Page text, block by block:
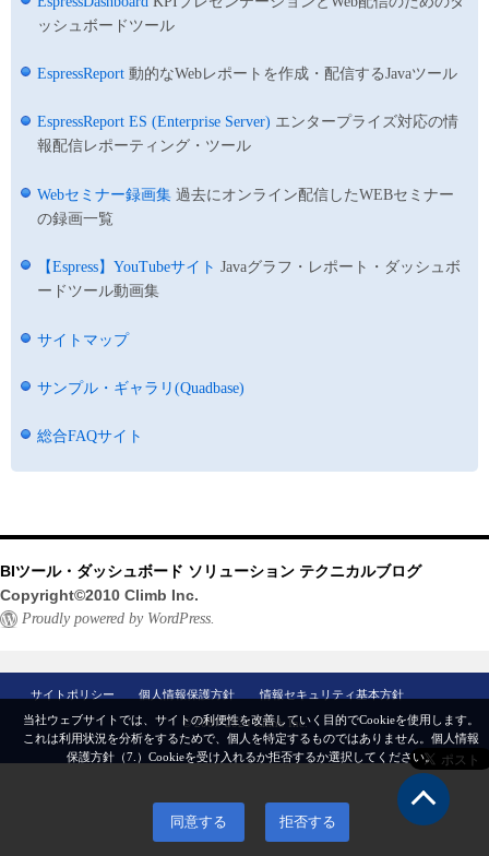
ッシュボードツール
EspressReport 動的なWebレポートを作成・配信するJavaツール
EspressReport ES (Enterprise Server) エンタープライズ対応の情
報配信レポーティング・ツール
Webセミナー録画集 過去にオンライン配信したWEBセミナー
の録画一覧
【Espress】YouTubeサイト Javaグラフ・レポート・ダッシュボ
ードツール動画集
サイトマップ
サンプル・ギャラリ(Quadbase)
総合FAQサイト
BIツール・ダッシュボード ソリューション テクニカルブログ
Copyright©2010 Climb Inc.
Proudly powered by WordPress.
サイトポリシー 個人情報保護方針 情報セキュリティ基本方針
© 2007-2024 Climb Inc.
当社ウェブサイトでは、サイトの利便性を改善していく目的でCookieを使用します。
これは利用状況を分析をするためで、個人を特定するものではありません。 個人情報
保護方針（7.） Cookieを受け入れるか拒否するか選択してください。
同意する 拒否する